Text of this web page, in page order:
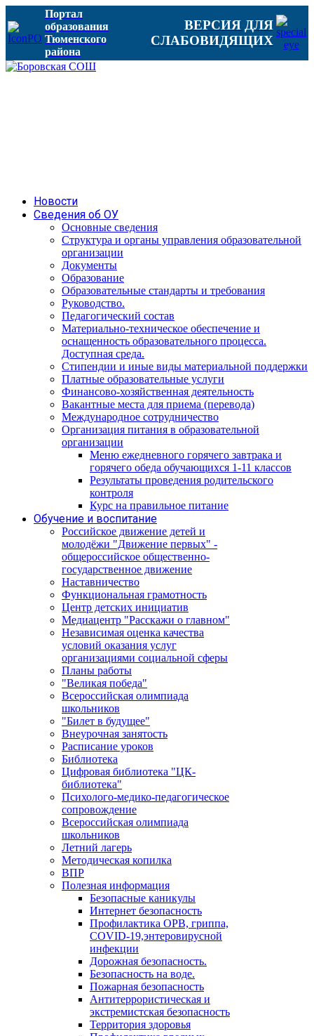
Портал
образования
Тюменского
района
ВЕРСИЯ ДЛЯ
СЛАБОВИДЯЩИХ
Новости
Сведения об ОУ
Основные сведения
Структура и органы управления образовательной
организации
Документы
Образование
Образовательные стандарты и требования
Руководство.
Педагогический состав
Материально-техническое обеспечение и
оснащенность образовательного процесса.
Доступная среда.
Стипендии и иные виды материальной поддержки
Платные образовательные услуги
Финансово-хозяйственная деятельность
Вакантные места для приема (перевода)
Международное сотрудничество
Организация питания в образовательной
организации
Меню ежедневного горячего завтрака и
горячего обеда обучающихся 1-11 классов
Результаты проведения родительского
контроля
Курс на правильное питание
Обучение и воспитание
Российское движение детей и
молодёжи "Движение первых" -
общероссийское общественно-
государственное движение
Наставничество
Функциональная грамотность
Центр детских инициатив
Медиацентр "Расскажи о главном"
Независимая оценка качества
условий оказания услуг
организациями социальной сферы
Планы работы
"Великая победа"
Всероссийская олимпиада
школьников
"Билет в будущее"
Внеурочная занятость
Расписание уроков
Библиотека
Цифровая библиотека "ЦК-
библиотека"
Психолого-медико-педагогическое
сопровождение
Всероссийская олимпиада
школьников
Летний лагерь
Методическая копилка
ВПР
Полезная информация
Безопасные каникулы
Интернет безопасность
Профилактика ОРВ, гриппа,
COVID-19,энтеровирусной
инфекции
Дорожная безопасность.
Безопасность на воде.
Пожарная безопасность
Антитеррористическая и
экстремистская безопасность
Территория здоровья